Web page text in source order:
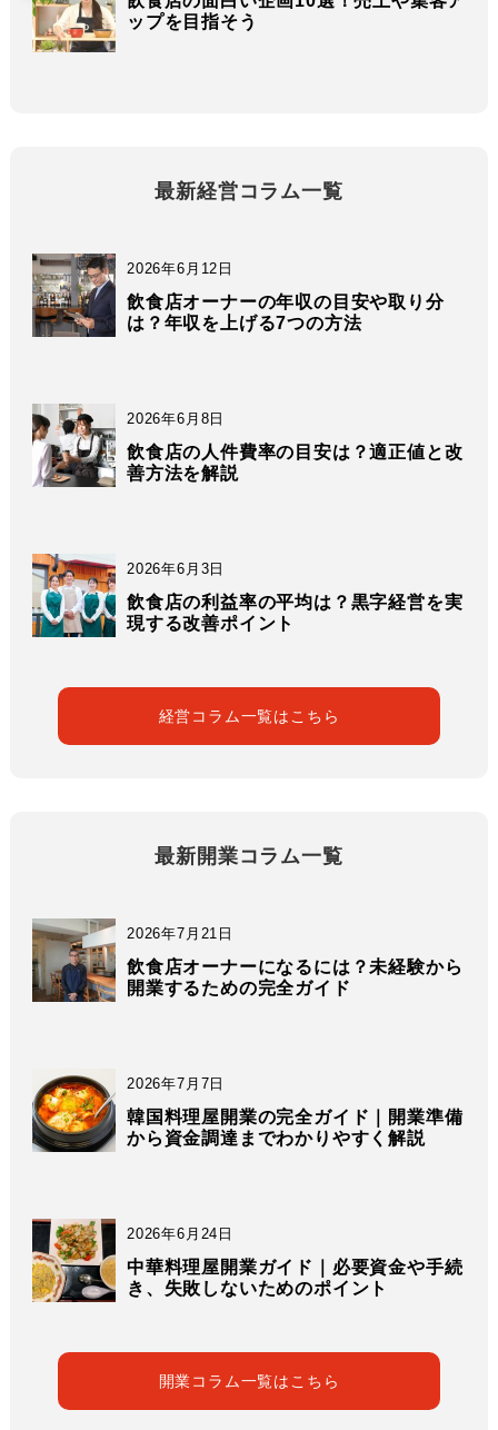
ップを目指そう
最新経営コラム一覧
2026年6月12日
飲食店オーナーの年収の目安や取り分
は？年収を上げる7つの方法
2026年6月8日
飲食店の人件費率の目安は？適正値と改
善方法を解説
2026年6月3日
飲食店の利益率の平均は？黒字経営を実
現する改善ポイント
経営コラム一覧はこちら
最新開業コラム一覧
2026年7月21日
飲食店オーナーになるには？未経験から
開業するための完全ガイド
2026年7月7日
韓国料理屋開業の完全ガイド｜開業準備
から資金調達までわかりやすく解説
2026年6月24日
中華料理屋開業ガイド｜必要資金や手続
き、失敗しないためのポイント
開業コラム一覧はこちら